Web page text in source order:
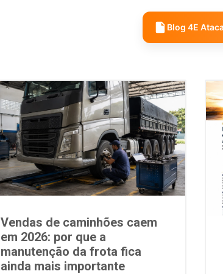
Blog 4E
Vendas de caminhões caem
em 2026: por que a
manutenção da frota fica
ainda mais importante